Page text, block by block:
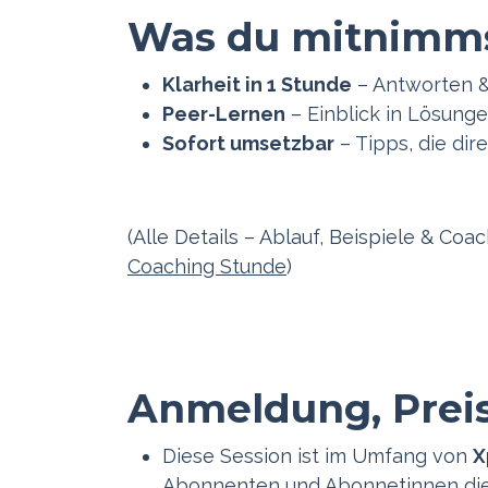
Was du
Klarheit in 1 Stunde – Antworten
Peer-Lernen – Einblick in
Sofort umsetzbar – Tipps, die
(Alle Details – Ablauf, Beispiele &
Coaching Stunde)
Anmeldung,
Diese Session ist im Umfang von